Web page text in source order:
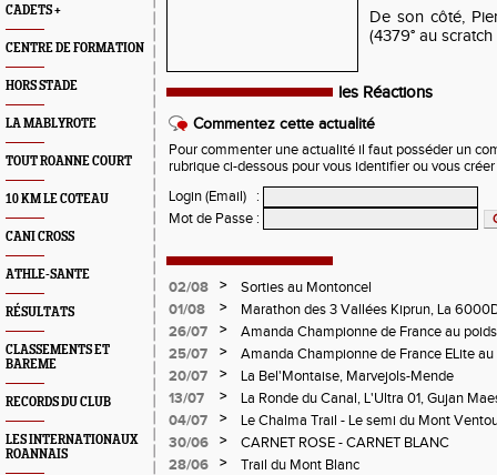
CADETS +
CENTRE DE FORMATION
HORS STADE
LA MABLYROTE
TOUT ROANNE COURT
10 KM LE COTEAU
CANI CROSS
ATHLE-SANTE
RÉSULTATS
CLASSEMENTS ET
BAREME
RECORDS DU CLUB
LES INTERNATIONAUX
ROANNAIS
De son côté,
(4379° au scratch
les Réactions
Commentez cette actualité
Pour commenter une actualité il faut posséder un
rubrique ci-dessous pour vous identifier ou vous
Login (Email)
:
Mot de Passe :
02/08 >
Sorties au Montoncel
01/08
>
Marathon des 3 Vallées Kiprun, La
Verticale d'Orcières, St Augustin
26/07 >
Amanda Championne de France au poids
25/07
>
Amanda Championne de France ELite
20/07
>
La Bel'Montaise, Marvejols-Mende
13/07
>
La Ronde du Canal, L'Ultra 01, Gujan
04/07
>
Le Chalma Trail - Le semi du Mont
Cublize - Les Passerelles de Monteynard
Pralognon La Vanoise
30/06 >
CARNET ROSE - CARNET BLANC
28/06
>
Trail du Mont Blanc